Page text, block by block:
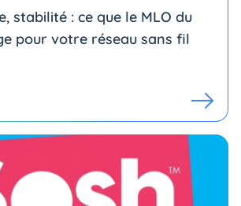
stabilité : ce que le MLO du
pour votre réseau sans fil